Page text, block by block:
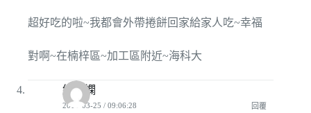
超好吃的啦~我都會外帶捲餅回家給家人吃~幸福
對啊~在楠梓區~加工區附近~海科大
綺小嫻
2010-03-25 / 09:06:28 回覆